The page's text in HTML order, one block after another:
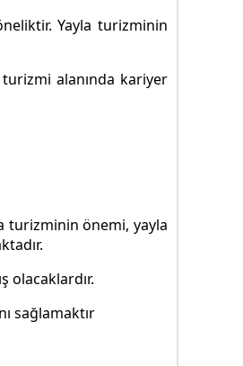
Yayla turizminin
alanında kariyer
turizminin önemi, yayla
olacaklardır.
sağlamaktır